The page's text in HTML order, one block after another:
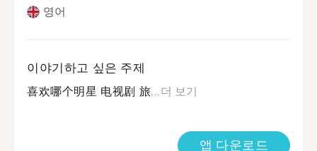
영어
이야기하고 싶은 주제
喜欢哪个明星 电视剧 旅...더 보기
앱 다운로드